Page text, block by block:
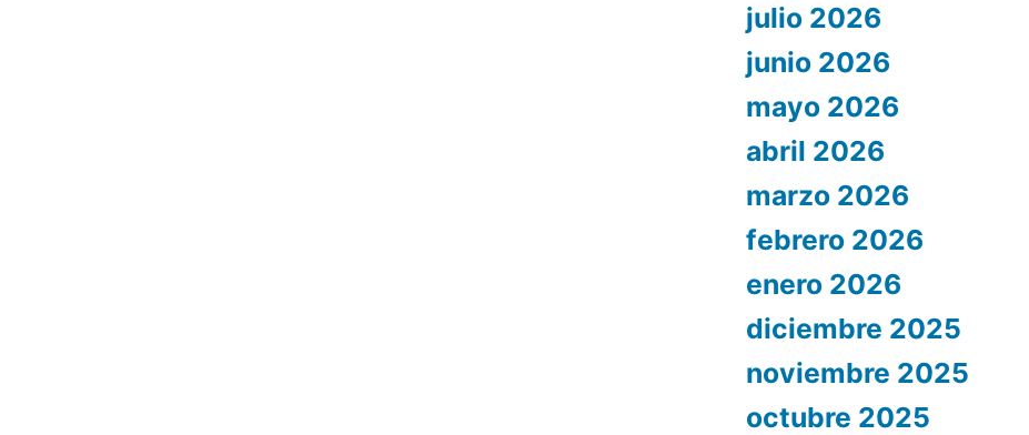
julio 2026
junio 2026
mayo 2026
abril 2026
marzo 2026
febrero 2026
enero 2026
diciembre 2025
noviembre 2025
octubre 2025